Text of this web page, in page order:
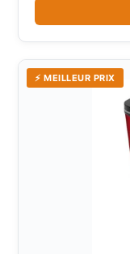
⚡ MEILLEUR PRIX